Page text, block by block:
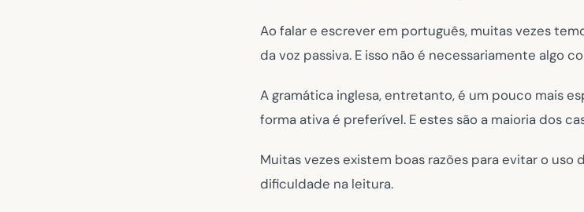
Ao falar e escrever em português, muitas vezes
da voz passiva. E isso não é necessariamente algo
A gramática inglesa, entretanto, é um pouco mais
forma ativa é preferível. E estes são a maioria dos
Muitas vezes existem boas razões para evitar o uso
dificuldade na leitura.